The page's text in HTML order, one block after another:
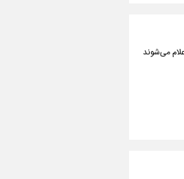
احتمالی اعلام کرد این برنامه‌ها ۲ روز قبل اعلام می‌شوند